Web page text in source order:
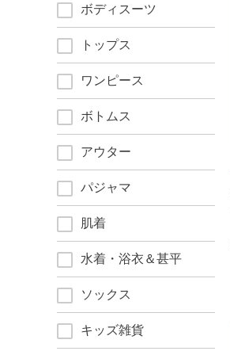
ボディスーツ
トップス
ワンピース
ボトムス
アウター
パジャマ
肌着
水着・浴衣＆甚平
ソックス
キッズ雑貨